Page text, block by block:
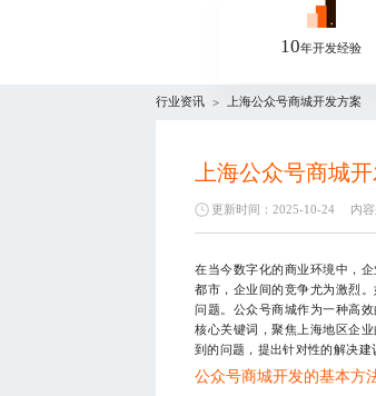
10年开发经验
行业资讯 > 上海公众号商城开发方案
上海公众号商城
更新时间：2025-10-24 内容
在当今数字化的商业环境中，
都市，企业间的竞争尤为激烈
问题。公众号商城作为一种高
核心关键词，聚焦上海地区企
到的问题，提出针对性的解决建
公众号商城开发的基本方